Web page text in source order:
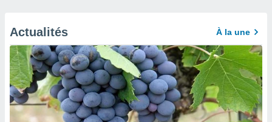
Actualités À la une